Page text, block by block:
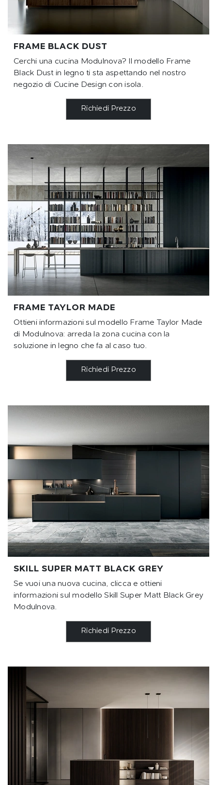
FRAME BLACK DUST
Cerchi una cucina Modulnova? Il modello Frame
Black Dust in legno ti sta aspettando nel nostro
negozio di Cucine Design con isola.
Richiedi Prezzo
FRAME TAYLOR MADE
Ottieni informazioni sul modello Frame Taylor Made
di Modulnova: arreda la zona cucina con la
soluzione in legno che fa al caso tuo.
Richiedi Prezzo
SKILL SUPER MATT BLACK GREY
Se vuoi una nuova cucina, clicca e ottieni
informazioni sul modello Skill Super Matt Black Grey
Modulnova.
Richiedi Prezzo